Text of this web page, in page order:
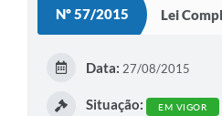
Nº 57/2015 Lei
Data: 27/08/2015
Situação: EM VIGOR